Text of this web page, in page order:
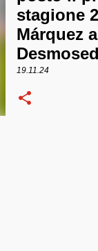
stagione
Márquez
19.11.24